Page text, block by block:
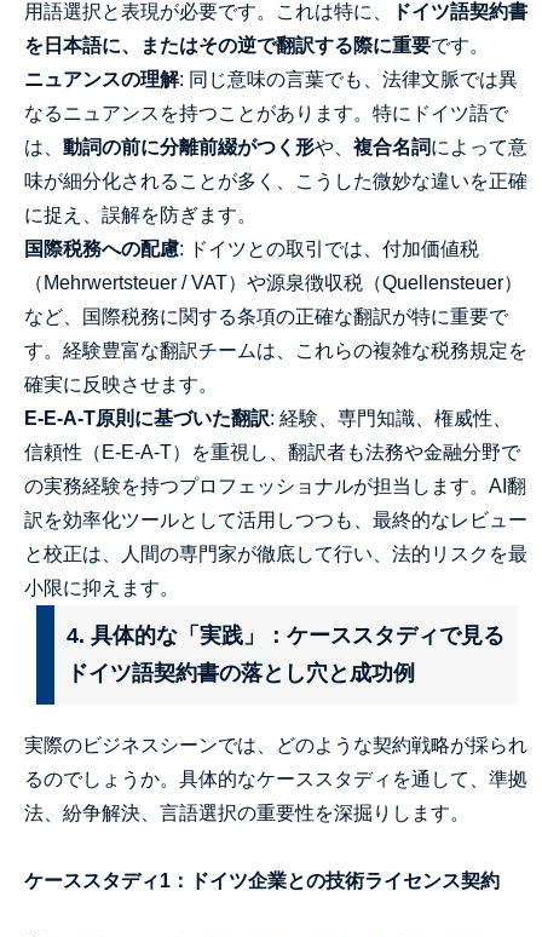
用語選択と表現が必要です。これは特に、
ドイツ語契約書
を日本語に、またはその逆で翻訳する際に重要です。
ニュアンスの理解: 同じ意味の言葉でも、法律文脈では異
なるニュアンスを持つことがあります。特にドイツ語で
は、 動詞の前に分離前綴がつく形や、 複合名詞によって意
味が細分化されることが多く、こうした微妙な違いを正確
に捉え、誤解を防ぎます。
国際税務への配慮: ドイツとの取引では、付加価値税
（Mehrwertsteuer / VAT）や源泉徴収税（Quellensteuer）
など、国際税務に関する条項の正確な翻訳が特に重要で
す。経験豊富な翻訳チームは、これらの複雑な税務規定を
確実に反映させます。
E-E-A-T原則に基づいた翻訳: 経験、専門知識、権威性、
信頼性（E-E-A-T）を重視し、翻訳者も法務や金融分野で
の実務経験を持つプロフェッショナルが担当します。AI翻
訳を効率化ツールとして活用しつつも、最終的なレビュー
と校正は、人間の専門家が徹底して行い、法的リスクを最
小限に抑えます。
4. 具体的な「実践」：ケーススタディで見る
ドイツ語契約書の落とし穴と成功例
実際のビジネスシーンでは、どのような契約戦略が採られ
るのでしょうか。具体的なケーススタディを通して、準拠
法、紛争解決、言語選択の重要性を深掘りします。
ケーススタディ1：ドイツ企業との技術ライセンス契約